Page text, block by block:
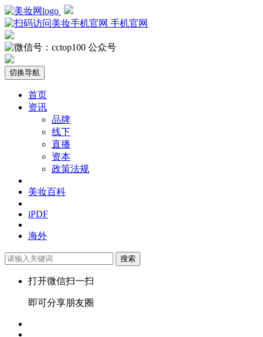
手机官网
公众号
切换导航
首页
资讯
品牌
线下
直播
资本
政策法规
美妆百科
iPDF
海外
搜索
打开微信扫一扫
即可分享朋友圈